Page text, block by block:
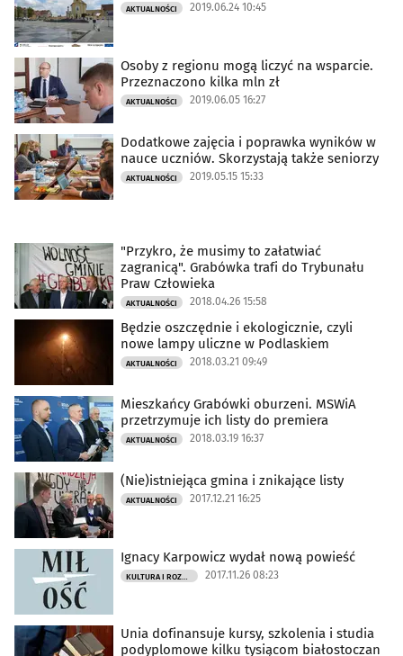
AKTUALNOŚCI 2019.06.24 10:45
Osoby z regionu mogą liczyć na wsparcie.
Przeznaczono kilka mln zł
AKTUALNOŚCI 2019.06.05 16:27
Dodatkowe zajęcia i poprawka wyników w
nauce uczniów. Skorzystają także seniorzy
AKTUALNOŚCI 2019.05.15 15:33
"Przykro, że musimy to załatwiać
zagranicą". Grabówka trafi do Trybunału
Praw Człowieka
AKTUALNOŚCI 2018.04.26 15:58
Będzie oszczędnie i ekologicznie, czyli
nowe lampy uliczne w Podlaskiem
AKTUALNOŚCI 2018.03.21 09:49
Mieszkańcy Grabówki oburzeni. MSWiA
przetrzymuje ich listy do premiera
AKTUALNOŚCI 2018.03.19 16:37
(Nie)istniejąca gmina i znikające listy
AKTUALNOŚCI 2017.12.21 16:25
Ignacy Karpowicz wydał nową powieść
2017.11.26 08:23
Unia dofinansuje kursy, szkolenia i studia
podyplomowe kilku tysiącom białostoczan